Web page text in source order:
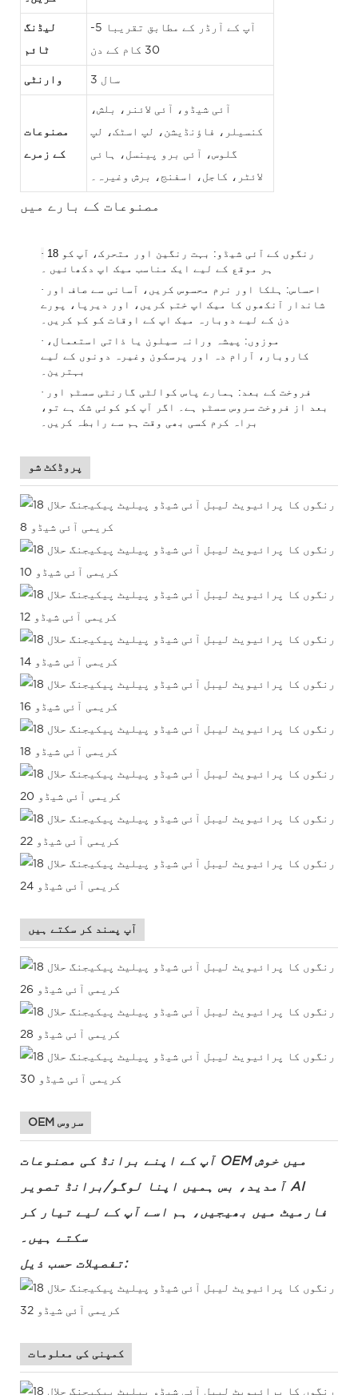
لیڈنگ
ٹائم
آپ کے آرڈر کے مطابق تقریبا 5-
30 کام کے دن
وارنٹی 3 سال
مصنوعات
کے زمرے
آئی شیڈو، آئی لائنر، بلش،
کنسیلر، فاؤنڈیشن، لپ اسٹک، لپ
گلوس، آئی برو پینسل، ہائی
لائٹر، کاجل، اسفنج، برش وغیرہ۔
مصنوعات کے بارے میں
· 18 رنگوں کے آئی شیڈو: بہت رنگین اور متحرک، آپ کو
ہر موقع کے لیے ایک مناسب میک اپ دکھائیں ۔
· احساس: ہلکا اور نرم محسوس کریں، آسانی سے صاف اور
شاندار آنکھوں کا میک اپ ختم کریں، اور دیرپا، پورے
دن کے لیے دوبارہ میک اپ کے اوقات کو کم کریں۔
· موزوں: پیشہ ورانہ سیلون یا ذاتی استعمال،
کاروبار، آرام دہ اور پرسکون وغیرہ دونوں کے لیے
بہترین۔
· فروخت کے بعد: ہمارے پاس کوالٹی گارنٹی سسٹم اور
بعد از فروخت سروس سسٹم ہے۔ اگر آپ کو کوئی شک ہے تو،
براہ کرم کسی بھی وقت ہم سے رابطہ کریں۔
پروڈکٹ شو
آپ پسند کر سکتے ہیں
OEM سروس
آپ کے اپنے برانڈ کی مصنوعات OEM میں خوش
آمدید، بس ہمیں اپنا لوگو/برانڈ تصویر AI
فارمیٹ میں بھیجیں، ہم اسے آپ کے لیے تیار کر
سکتے ہیں۔
تفصیلات حسب ذیل:
کمپنی کی معلومات